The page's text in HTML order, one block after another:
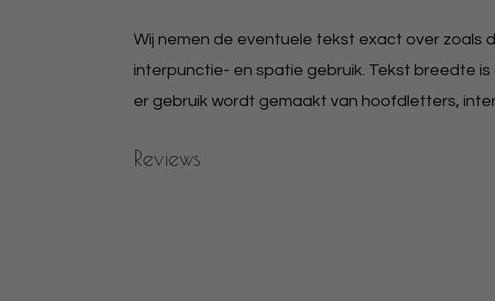
Wij nemen de eventuele tekst exact over zoals
interpunctie- en spatie gebruik. Tekst breedte
er gebruik wordt gemaakt van hoofdletters,
Reviews